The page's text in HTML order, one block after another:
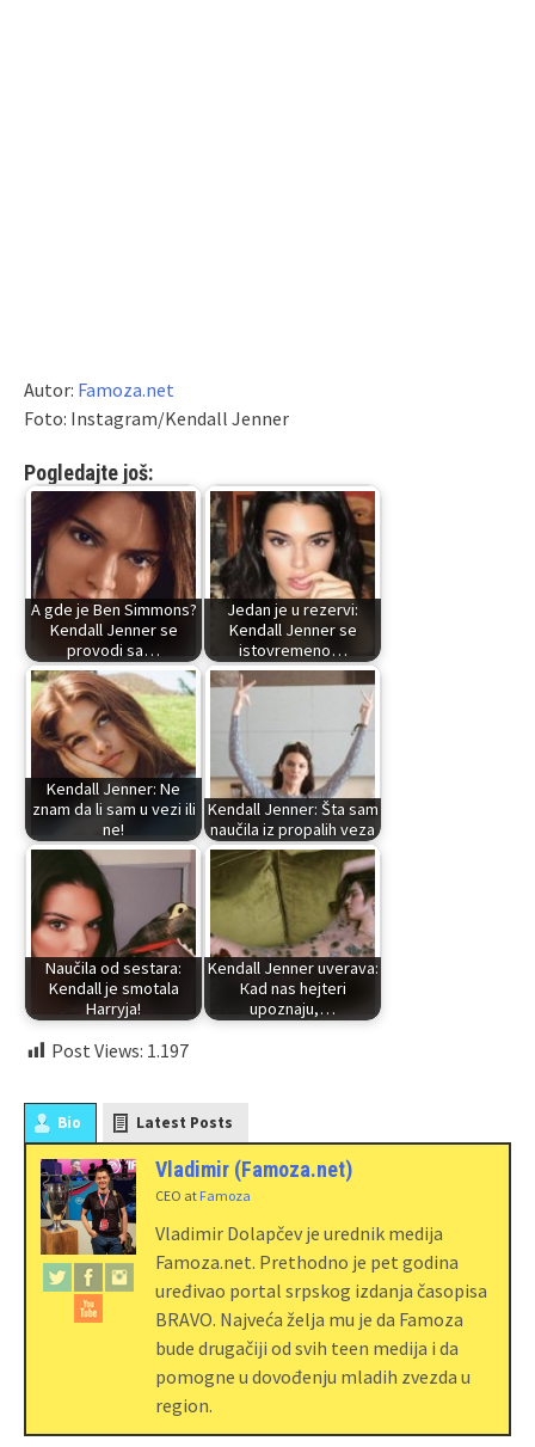
Autor: Famoza.net
Foto: Instagram/Kendall Jenner
Pogledajte još:
A gde je Ben Simmons?
Kendall Jenner se
provodi sa…
Jedan je u rezervi:
Kendall Jenner se
istovremeno…
Kendall Jenner: Ne
znam da li sam u vezi ili
ne!
Kendall Jenner: Šta sam
naučila iz propalih veza
Naučila od sestara:
Kendall je smotala
Harryja!
Kendall Jenner uverava:
Каd nas hejteri
upoznaju,…
Post Views: 1.197
Bio Latest Posts
Vladimir (Famoza.net)
CEO at Famoza
Vladimir Dolapčev je urednik medija
Famoza.net. Prethodno je pet godina
uređivao portal srpskog izdanja časopisa
BRAVO. Najveća želja mu je da Famoza
bude drugačiji od svih teen medija i da
pomogne u dovođenju mladih zvezda u
region.